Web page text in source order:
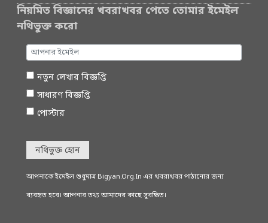
নিয়মিত বিজ্ঞানের খবরাখবর পেতে তোমার ইমেইল
নথিভুক্ত করো
নতুন লেখার বিজ্ঞপ্তি
সাধারণ বিজ্ঞপ্তি
পোস্টার
নথিভুক্ত হোন
আপনাকে ইমেইল শুধুমাত্র Bigyan.Org.In এর খবরাখবর পাঠানোর জন্য
ব্যবহৃত হবে। আপনার তথ্য আমাদের কাছে সুরক্ষিত।